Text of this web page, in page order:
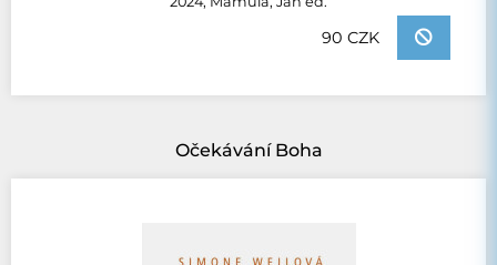
90 CZK
Očekávání Boha